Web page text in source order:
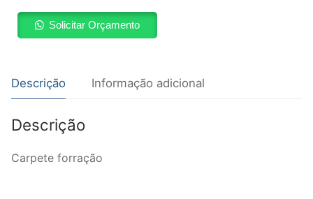
Solicitar Orçamento
Descrição Informação adicional
Descrição
Carpete forração